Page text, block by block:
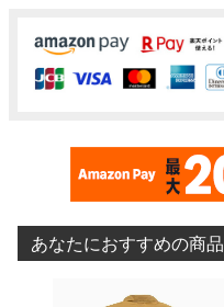
あなたにおすすめの商品